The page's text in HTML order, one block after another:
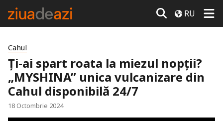
RU
Cahul
Ți-ai spart roata la miezul nopții?
„MYSHINA” unica vulcanizare din
Cahul disponibilă 24/7
18 Octombrie 2024